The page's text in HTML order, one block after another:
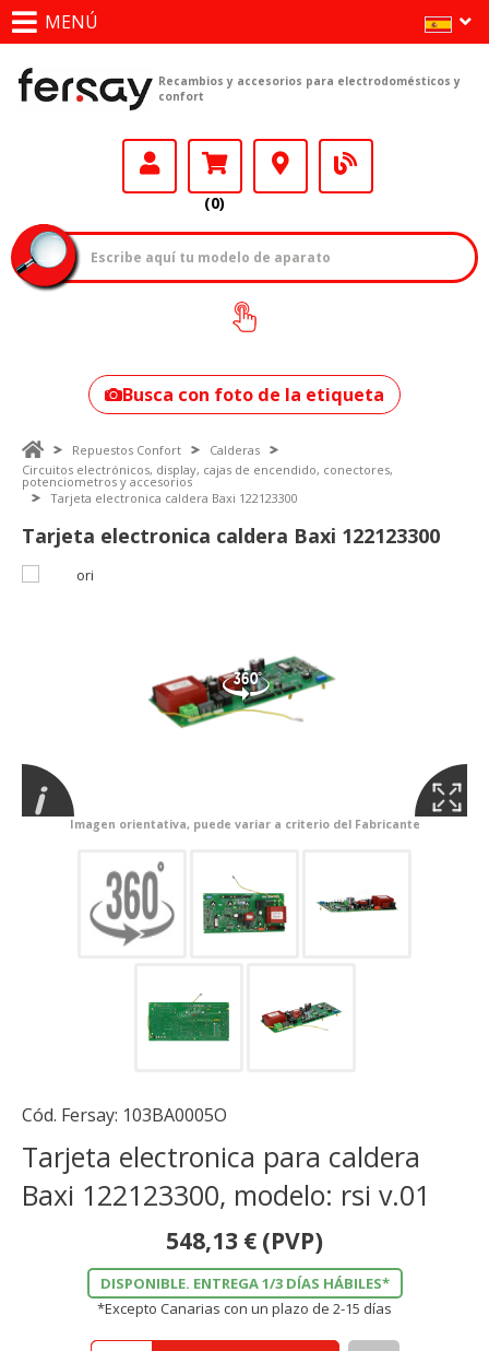
MENÚ
Recambios y accesorios para electrodomésticos y
confort
(0)
¿Cómo encontrar
tu modelo?
Busca con foto de la etiqueta
Repuestos Confort
Calderas
Circuitos electrónicos, display, cajas de encendido, conectores,
potenciometros y accesorios
Tarjeta electronica caldera Baxi 122123300
Tarjeta electronica caldera Baxi 122123300
Imagen orientativa, puede variar a criterio del Fabricante
Cód. Fersay: 103BA0005O
Tarjeta electronica para caldera
Baxi 122123300, modelo: rsi v.01
548,13 € (PVP)
DISPONIBLE. ENTREGA 1/3 DÍAS HÁBILES*
*Excepto Canarias con un plazo de 2-15 días